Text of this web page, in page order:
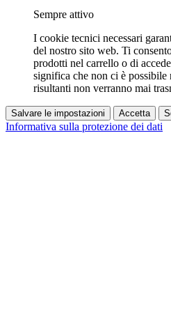
Sempre attivo
I cookie tecnici necessari
del nostro sito web. Ti
prodotti nel carrello o di
significa che non ci è possibile
risultanti non verranno mai
Salvare le impostazioni Accetta
Informativa sulla protezione dei dati